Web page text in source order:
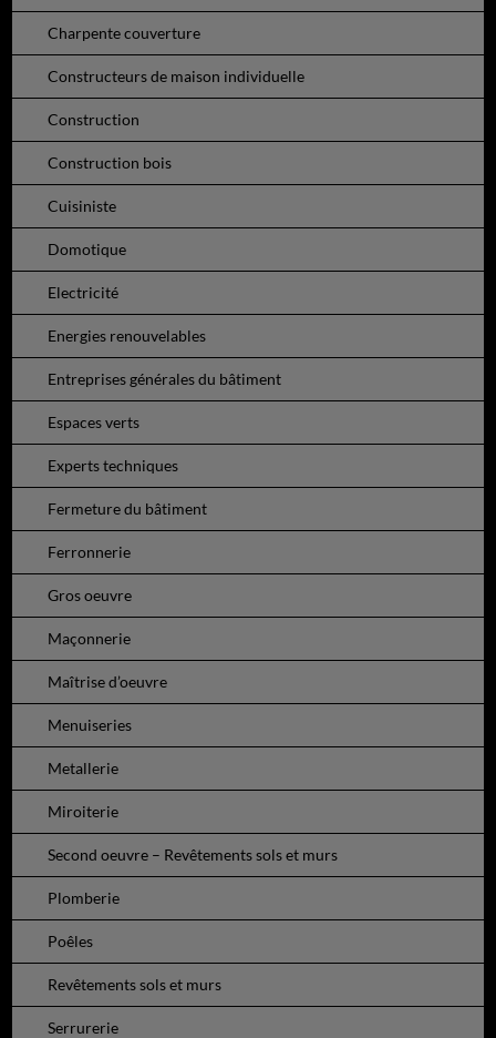
Charpente couverture
Constructeurs de maison individuelle
Construction
Construction bois
Cuisiniste
Domotique
Electricité
Energies renouvelables
Entreprises générales du bâtiment
Espaces verts
Experts techniques
Fermeture du bâtiment
Ferronnerie
Gros oeuvre
Maçonnerie
Maîtrise d’oeuvre
Menuiseries
Metallerie
Miroiterie
Second oeuvre – Revêtements sols et murs
Plomberie
Poêles
Revêtements sols et murs
Serrurerie